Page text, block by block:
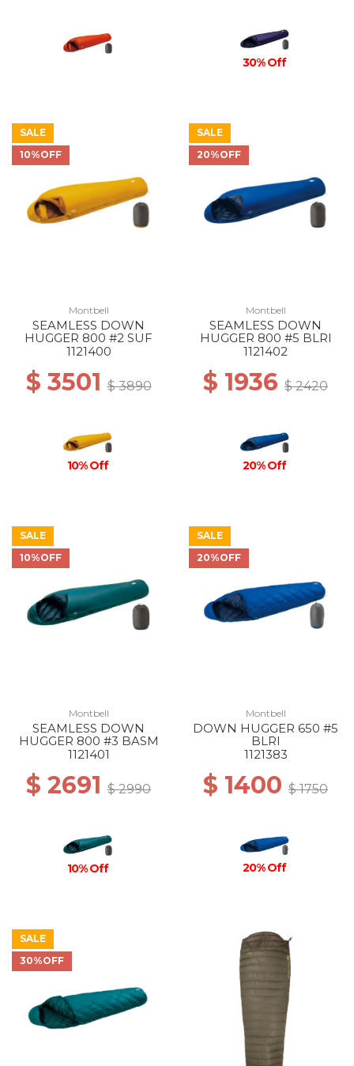
30% Off
SALE
10%OFF
Montbell
SEAMLESS DOWN
HUGGER 800 #2 SUF
1121400
$ 3501$ 3890
10% Off
SALE
20%OFF
Montbell
SEAMLESS DOWN
HUGGER 800 #5 BLRI
1121402
$ 1936 $ 2420
20% Off
SALE
10%OFF
Montbell
SEAMLESS DOWN
HUGGER 800 #3 BASM
1121401
$ 2691 $ 2990
10% Off
SALE
20%OFF
Montbell
DOWN HUGGER 650 #5
BLRI
1121383
$ 1400 $ 1750
20% Off
SALE
30%OFF